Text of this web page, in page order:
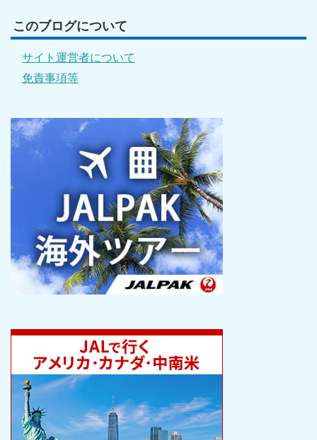
このブログについて
サイト運営者について
免責事項等